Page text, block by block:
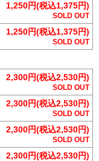
1,250円(税込1,375円)
SOLD OUT
1,250円(税込1,375円)
SOLD OUT
2,300円(税込2,530円)
SOLD OUT
2,300円(税込2,530円)
SOLD OUT
2,300円(税込2,530円)
SOLD OUT
2,300円(税込2,530円)